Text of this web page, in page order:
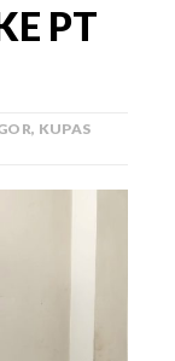
PT
, KUPAS